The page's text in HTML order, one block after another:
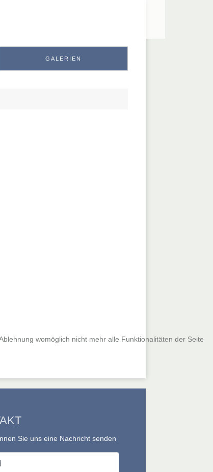
GALERIEN
Sie uns eine Nachricht senden
womöglich nicht mehr alle Funktionalitäten der Seite